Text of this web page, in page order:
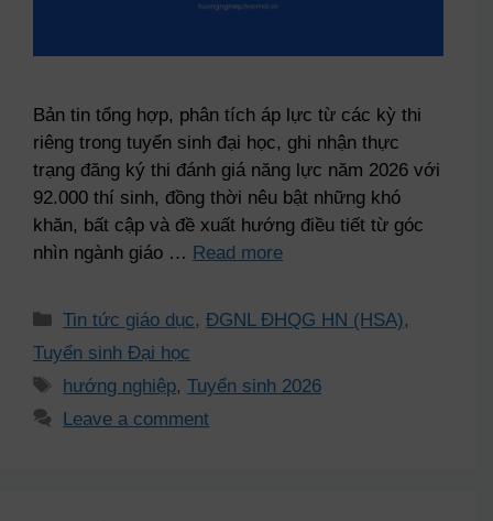
Bản tin tổng hợp, phân tích áp lực từ các kỳ thi
riêng trong tuyển sinh đại học, ghi nhận thực
trạng đăng ký thi đánh giá năng lực năm 2026 với
92.000 thí sinh, đồng thời nêu bật những khó
khăn, bất cập và đề xuất hướng điều tiết từ góc
nhìn ngành giáo … Read more
Tin tức giáo dục,ĐGNL ĐHQG HN (HSA),
Tuyển sinh Đại học
hướng nghiệp,Tuyển sinh 2026
Leave a comment